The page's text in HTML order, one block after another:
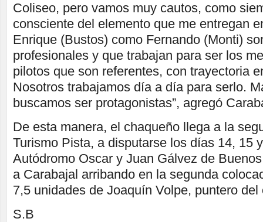
Coliseo, pero vamos muy cautos, como
consciente del elemento que me entregan
Enrique (Bustos) como Fernando (Monti)
profesionales y que trabajan para ser los
pilotos que son referentes, con trayectoria
Nosotros trabajamos día a día para serlo.
buscamos ser protagonistas”, agregó
De esta manera, el chaqueño llega a la
Turismo Pista, a disputarse los días 14, 15
Autódromo Oscar y Juan Gálvez de
a Carabajal arribando en la segunda
7,5 unidades de Joaquín Volpe, puntero del
S.B